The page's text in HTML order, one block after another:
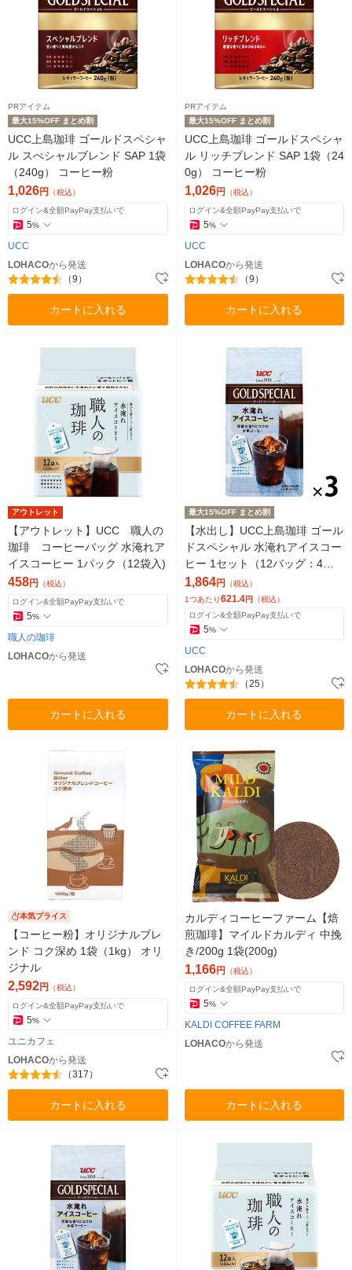
PRアイテム
最大15%OFF まとめ割
UCC上島珈琲 ゴールドスペシャ
ル スぺシャルブレンド SAP 1袋
（240g） コーヒー粉
1,026円 （税込）
ログイン&全額PayPay支払いで
5%
UCC
LOHACOから発送
（9）
カートに入れる
PRアイテム
最大15%OFF まとめ割
UCC上島珈琲 ゴールドスペシャ
ル リッチブレンド SAP 1袋（24
0g） コーヒー粉
1,026円 （税込）
ログイン&全額PayPay支払いで
5%
UCC
LOHACOから発送
（9）
カートに入れる
アウトレット
【アウトレット】UCC 職人の
珈琲 コーヒーバッグ 水淹れア
イスコーヒー 1パック（12袋入)
458円 （税込）
ログイン&全額PayPay支払いで
5%
職人の珈琲
LOHACOから発送
カートに入れる
最大15%OFF まとめ割
【水出し】UCC上島珈琲 ゴール
ドスペシャル 水淹れアイスコー
ヒー 1セット（12バッグ：4バ
ッグ入×3袋）
1,864円 （税込）
1つあたり621.4円 （税込）
ログイン&全額PayPay支払いで
5%
UCC
LOHACOから発送
（25）
カートに入れる
本気プライス
【コーヒー粉】オリジナルブレ
ンド コク深め 1袋（1kg） オリ
ジナル
2,592円 （税込）
ログイン&全額PayPay支払いで
5%
ユニカフェ
LOHACOから発送
（317）
カートに入れる
カルディコーヒーファーム【焙
煎珈琲】マイルドカルディ 中挽
き/200g 1袋(200g)
1,166円 （税込）
ログイン&全額PayPay支払いで
5%
KALDI COFFEE FARM
LOHACOから発送
カートに入れる